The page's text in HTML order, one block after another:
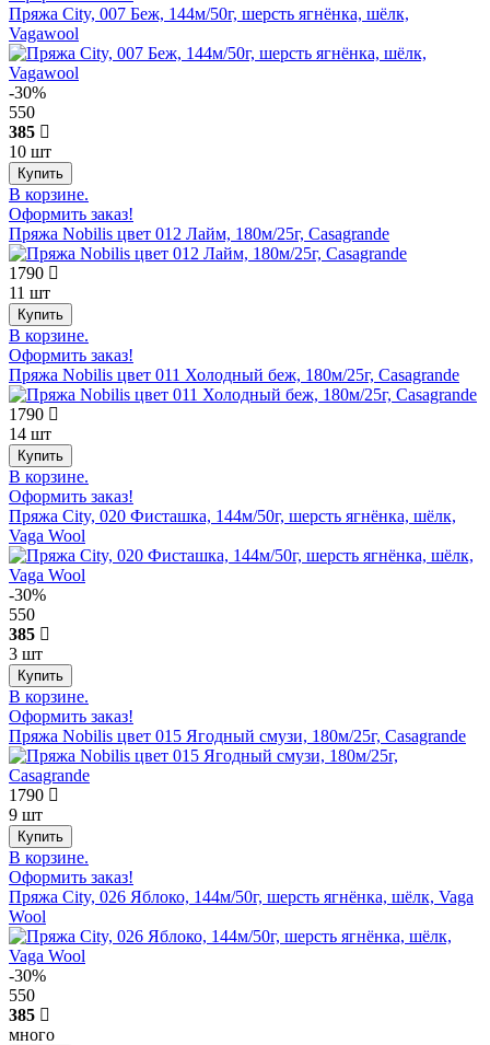
Пряжа City, 007 Беж, 144м/50г, шерсть ягнёнка, шёлк,
Vagawool
-30%
550
385
10 шт
В корзине.
Оформить заказ!
Пряжа Nobilis цвет 012 Лайм, 180м/25г, Casagrande
1790
11 шт
В корзине.
Оформить заказ!
Пряжа Nobilis цвет 011 Холодный беж, 180м/25г, Casagrande
1790
14 шт
В корзине.
Оформить заказ!
Пряжа City, 020 Фисташка, 144м/50г, шерсть ягнёнка, шёлк,
Vaga Wool
-30%
550
385
3 шт
В корзине.
Оформить заказ!
Пряжа Nobilis цвет 015 Ягодный смузи, 180м/25г, Casagrande
1790
9 шт
В корзине.
Оформить заказ!
Пряжа City, 026 Яблоко, 144м/50г, шерсть ягнёнка, шёлк, Vaga
Wool
-30%
550
385
много